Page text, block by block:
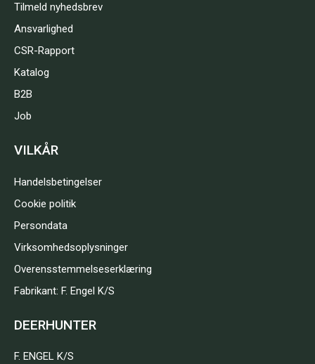
Tilmeld nyhedsbrev
Ansvarlighed
CSR-Rapport
Katalog
B2B
Job
VILKÅR
Handelsbetingelser
Cookie politik
Persondata
Virksomhedsoplysninger
Overensstemmelseserklæring
Fabrikant: F. Engel K/S
DEERHUNTER
F. ENGEL K/S